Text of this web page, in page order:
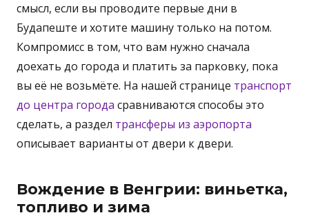
смысл, если вы проводите первые дни в
Будапеште и хотите машину только на потом.
Компромисс в том, что вам нужно сначала
доехать до города и платить за парковку, пока
вы её не возьмёте. На нашей странице транспорт
до центра города сравниваются способы это
сделать, а раздел трансферы из аэропорта
описывает варианты от двери к двери.
Вождение в Венгрии: виньетка,
топливо и зима